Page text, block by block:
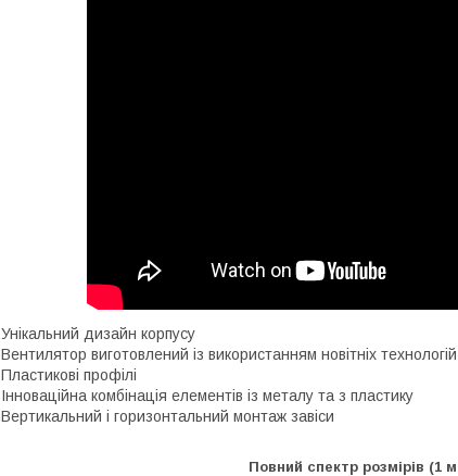
Унікальний дизайн корпусу
Вентилятор виготовлений із використанням новітніх технологій
Пластикові профілі
Інноваційна комбінація елементів із металу та з пластику
Вертикальний і горизонтальний монтаж завіси
Повний спектр розмірів (1